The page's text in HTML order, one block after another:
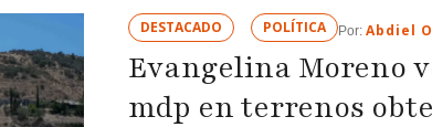
DESTACADO POLÍTICA Por: Abdiel
Evangelina Moreno
mdp en terrenos